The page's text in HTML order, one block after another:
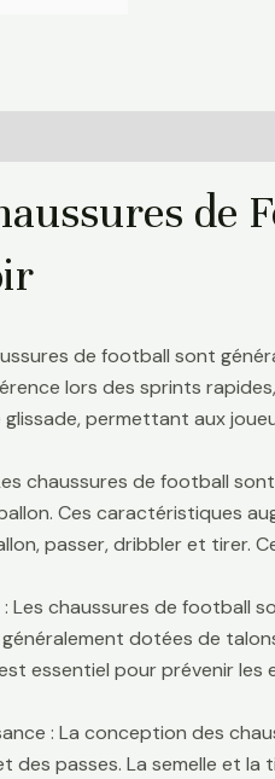
de
de football sont
lors des sprints
permettant aux
chaussures de football
Ces caractéristiques
passer, dribbler et tirer.
Les chaussures de football
généralement dotées de
essentiel pour prévenir
: La conception des
passes. La semelle et